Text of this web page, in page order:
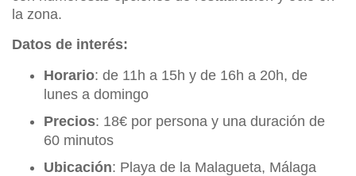
la zona.
Datos de interés:
Horario: de 11h a 15h y de 16h a 20h, de
lunes a domingo
Precios: 18€ por persona y una duración de
60 minutos
Ubicación: Playa de la Malagueta, Málaga